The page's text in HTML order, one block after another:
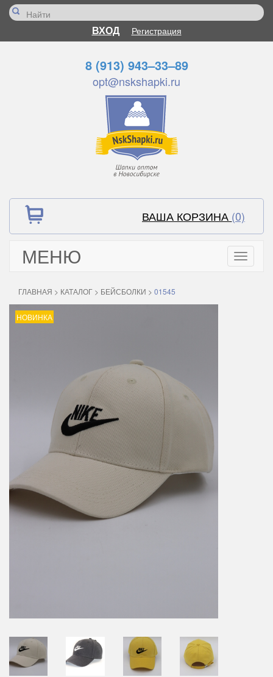
ВХОД Регистрация
8 (913) 943–33–89
opt@nskshapki.ru
ВАША КОРЗИНА (0)
МЕНЮ
Toggle
ГЛАВНАЯ > КАТАЛОГ > БЕЙСБОЛКИ > 01545
НОВИНКА